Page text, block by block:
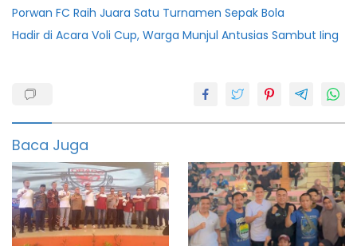
Porwan FC Raih Juara Satu Turnamen Sepak Bola
Hadir di Acara Voli Cup, Warga Munjul Antusias Sambut Iing
bola
Indonesia
Info
bola
Liga
3
Baca Juga